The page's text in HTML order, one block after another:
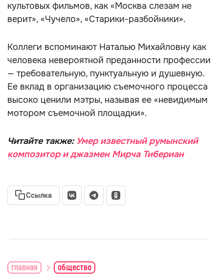
культовых фильмов, как «Москва слезам не
верит», «Чучело», «Старики-разбойники».
Коллеги вспоминают Наталью Михайловну как
человека невероятной преданности профессии
— требовательную, пунктуальную и душевную.
Ее вклад в организацию съемочного процесса
высоко ценили мэтры, называя ее «невидимым
мотором съемочной площадки».
Читайте также: Умер известный румынский
композитор и джазмен Мирча Тибериан
Ссылка
главная общество